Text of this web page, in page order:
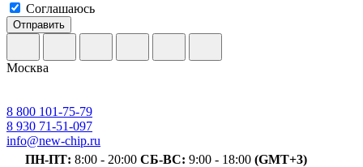
Соглашаюсь
Отправить
Москва
8 800 101-75-79
8 930 71-51-097
info@new-chip.ru
ПН-ПТ: 8:00 - 20:00 СБ-ВС: 9:00 - 18:00 (GMT+3)